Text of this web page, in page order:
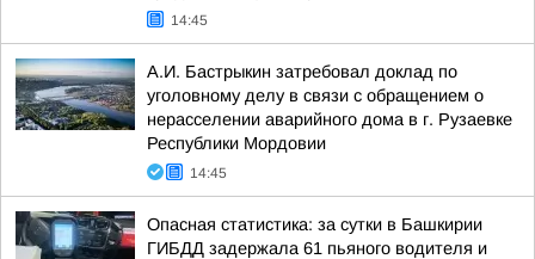
14:45
А.И. Бастрыкин затребовал доклад по
уголовному делу в связи с обращением о
нерасселении аварийного дома в г. Рузаевке
Республики Мордовии
14:45
Опасная статистика: за сутки в Башкирии
ГИБДД задержала 61 пьяного водителя и